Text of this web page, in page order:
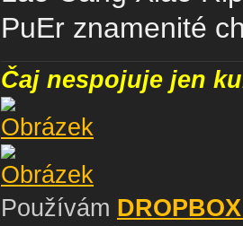
PuEr znamenité
Čaj nespojuje jen
Používám